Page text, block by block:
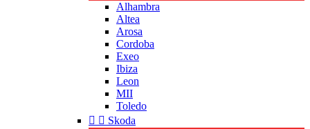
Alhambra
Altea
Arosa
Cordoba
Exeo
Ibiza
Leon
MII
Toledo
  Skoda